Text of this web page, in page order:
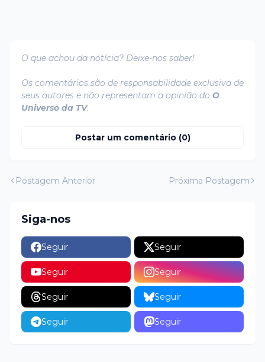
O que achou da notícia? Deixe-nos saber!
Os comentários são de responsabilidade exclusiva de
seus autores e não representam a opinião do O
Universo da TV.
Postar um comentário (0)
Postagem Anterior Próxima Postagem
Siga-nos
Seguir Seguir
Seguir Seguir
Seguir Seguir
Seguir Seguir